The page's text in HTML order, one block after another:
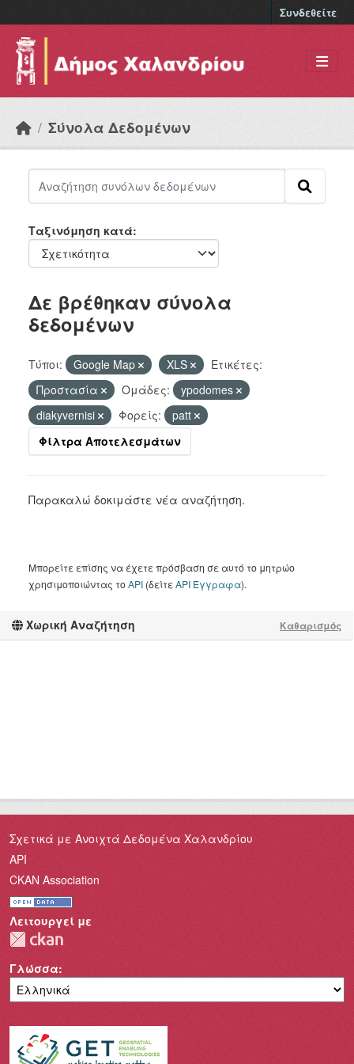
Συνδεθείτε
Σύνολα Δεδομένων
Χωρική Αναζήτηση Καθαρισμός
Ταξινόμηση κατά
Δε βρέθηκαν σύνολα
δεδομένων
Τύποι: Google Map XLS
Ετικέτες:
Προστασία
Ομάδες:
ypodomes
diakyvernisi
Φορείς:
patt
Φίλτρα Αποτελεσμάτων
Παρακαλώ δοκιμάστε νέα αναζήτηση.
Μπορείτε επίσης να έχετε πρόσβαση σε αυτό το μητρώο
χρησιμοποιώντας τοAPI (δείτεAPI Έγγραφα).
Σχετικά με Ανοιχτά Δεδομένα Χαλανδρίου
API
CKAN Association
Λειτουργεί με
Γλώσσα